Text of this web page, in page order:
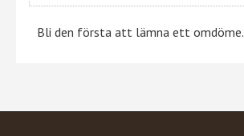
Bli den första att lämna ett omdöme.